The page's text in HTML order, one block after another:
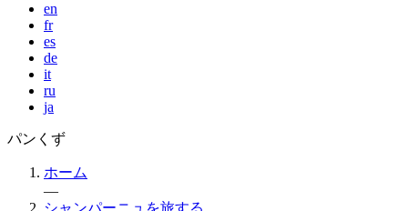
en
fr
es
de
it
ru
ja
パンくず
ホーム
—